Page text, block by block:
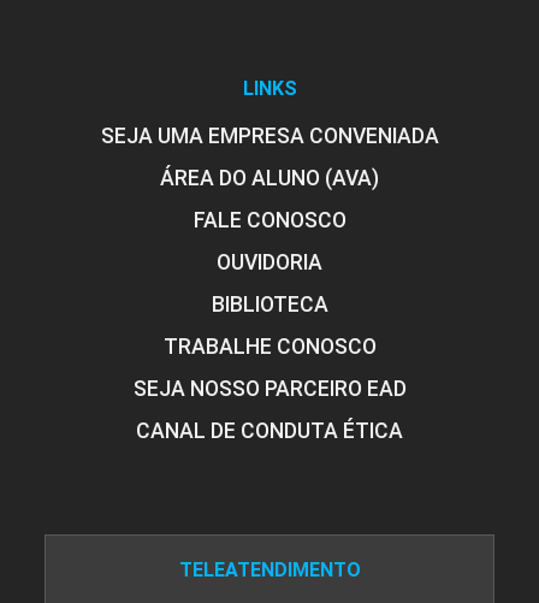
LINKS
SEJA UMA EMPRESA CONVENIADA
ÁREA DO ALUNO (AVA)
FALE CONOSCO
OUVIDORIA
BIBLIOTECA
TRABALHE CONOSCO
SEJA NOSSO PARCEIRO EAD
CANAL DE CONDUTA ÉTICA
TELEATENDIMENTO